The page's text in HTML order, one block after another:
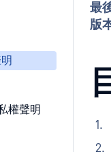
權聲明
最
版